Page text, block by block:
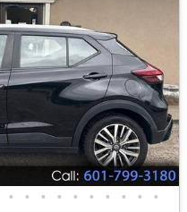
• • • • • • • • • •